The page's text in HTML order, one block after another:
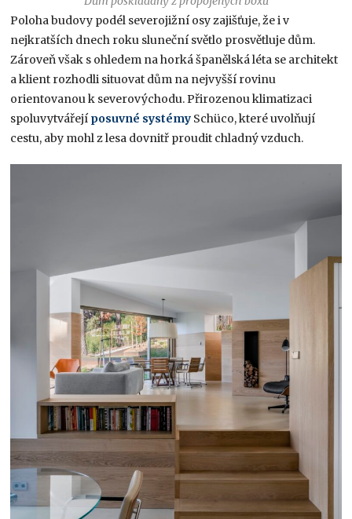
Poloha budovy podél severojižní osy zajišťuje, že i v
nejkratších dnech roku sluneční světlo prosvětluje dům.
Zároveň však s ohledem na horká španělská léta se architekt
a klient rozhodli situovat dům na nejvyšší rovinu
orientovanou k severovýchodu. Přirozenou klimatizaci
spoluvytvářejí posuvné systémy Schüco, které uvolňují
cestu, aby mohl z lesa dovnitř proudit chladný vzduch.